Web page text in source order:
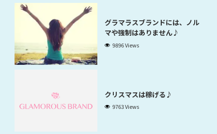
グラマラスブランドには、ノル
マや強制はありません♪
9896 Views
クリスマスは稼げる♪
9763 Views